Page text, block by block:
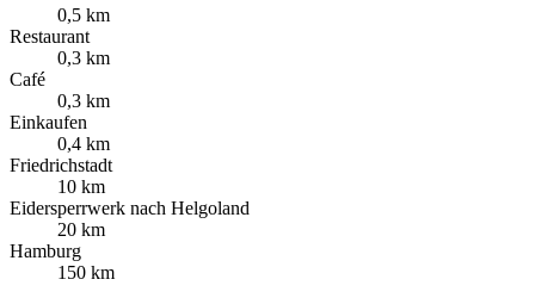
0,5 km
Restaurant
0,3 km
Café
0,3 km
Einkaufen
0,4 km
Friedrichstadt
10 km
Eidersperrwerk nach Helgoland
20 km
Hamburg
150 km